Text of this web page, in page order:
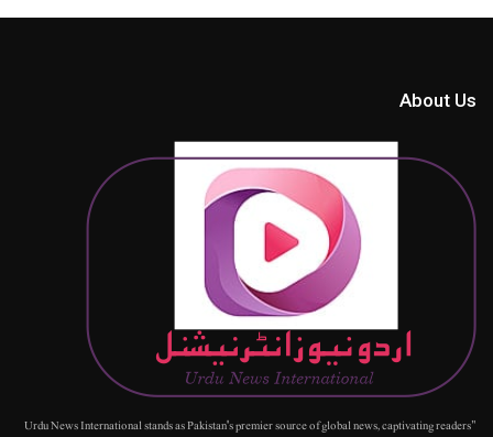
About Us
"Urdu News International stands as Pakistan's premier source of global news, captivating readers